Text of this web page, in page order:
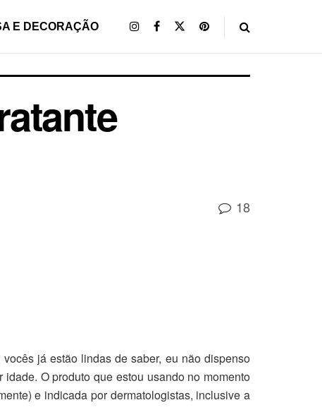
E DECORAÇÃO
18
já estão lindas de saber, eu não dispenso
O produto que estou usando no momento
e indicada por dermatologistas, inclusive a